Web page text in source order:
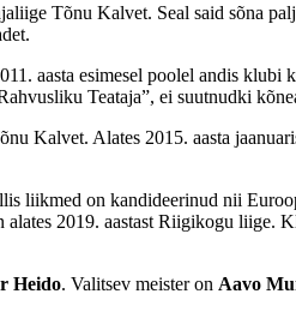
Tõnu Kalvet. Seal said sõna
aasta esimesel poolel andis klubi
Teataja”, ei suutnudki
Kalvet. Alates 2015. aasta
liikmed on kandideerinud nii
2019. aastast Riigikogu liige.
Heido. Valitsev meister on Aavo